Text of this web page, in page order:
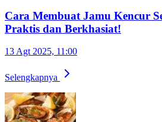
Cara Membuat Jamu Kencur
Praktis dan Berkhasiat!
13 Agt 2025, 11:00
Selengkapnya